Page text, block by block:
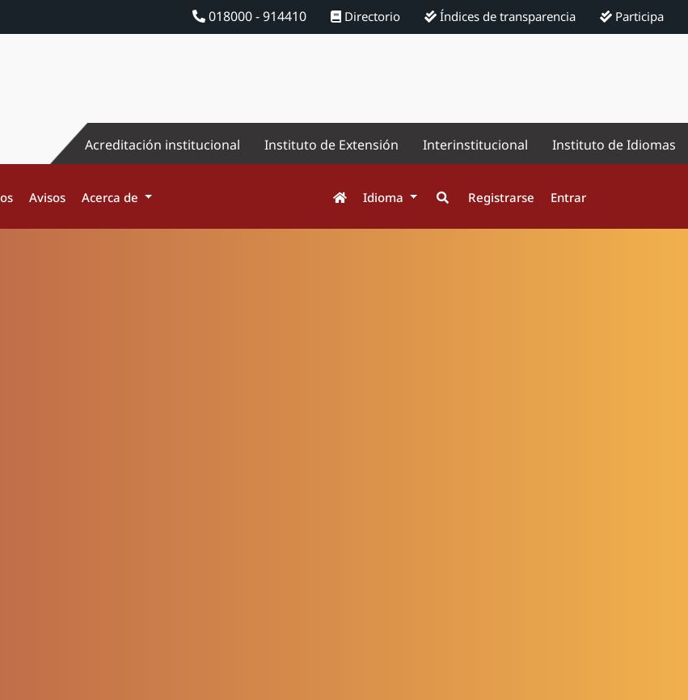
018000 - 914410 Directorio Índices de transparencia Participa
Acreditación institucional Instituto de Extensión Interinstitucional Instituto de Idiomas
Avisos Acerca de Idioma Registrarse Entrar